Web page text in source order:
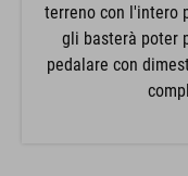
terreno con l'intero
gli basterà poter
pedalare con